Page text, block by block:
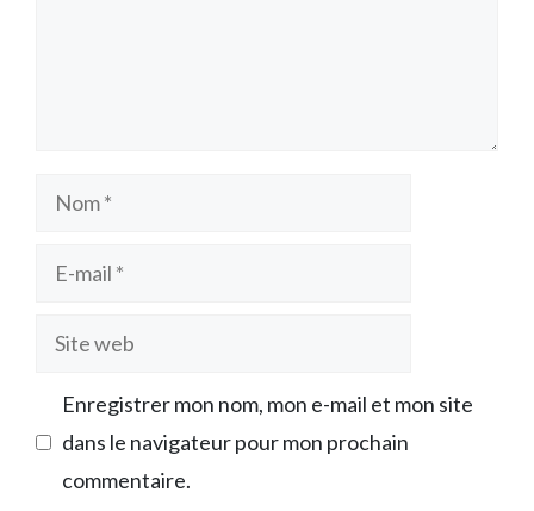
Nom
Site
Enregistrer mon nom, mon e-mail et mon site
dans le navigateur pour mon prochain
commentaire.